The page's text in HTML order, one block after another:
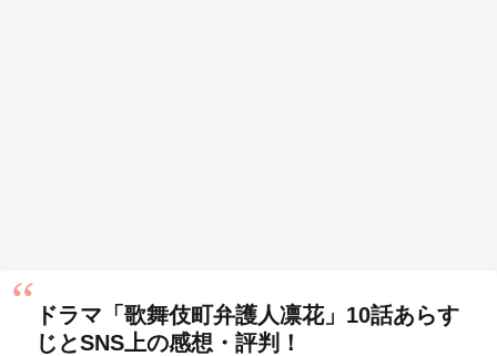
ドラマ「歌舞伎町弁護人凛花」10話あらす
じとSNS上の感想・評判！